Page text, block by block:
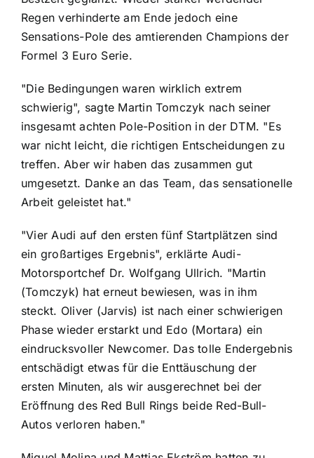
Regen verhinderte am Ende jedoch eine
Sensations-Pole des amtierenden Champions der
Formel 3 Euro Serie.
"Die Bedingungen waren wirklich extrem
schwierig", sagte Martin Tomczyk nach seiner
insgesamt achten Pole-Position in der DTM. "Es
war nicht leicht, die richtigen Entscheidungen zu
treffen. Aber wir haben das zusammen gut
umgesetzt. Danke an das Team, das sensationelle
Arbeit geleistet hat."
"Vier Audi auf den ersten fünf Startplätzen sind
ein großartiges Ergebnis", erklärte Audi-
Motorsportchef Dr. Wolfgang Ullrich. "Martin
(Tomczyk) hat erneut bewiesen, was in ihm
steckt. Oliver (Jarvis) ist nach einer schwierigen
Phase wieder erstarkt und Edo (Mortara) ein
eindrucksvoller Newcomer. Das tolle Endergebnis
entschädigt etwas für die Enttäuschung der
ersten Minuten, als wir ausgerechnet bei der
Eröffnung des Red Bull Rings beide Red-Bull-
Autos verloren haben."